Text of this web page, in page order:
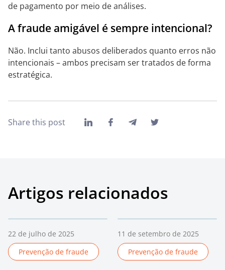
de pagamento por meio de análises.
A fraude amigável é sempre intencional?
Não. Inclui tanto abusos deliberados quanto erros não
intencionais – ambos precisam ser tratados de forma
estratégica.
Share this post
Artigos relacionados
22 de julho de 2025
Prevenção de fraude
11 de setembro de 2025
Prevenção de fraude